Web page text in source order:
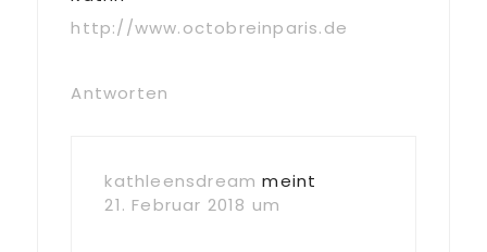
http://www.octobreinparis.de
Antworten
kathleensdream meint
21. Februar 2018 um